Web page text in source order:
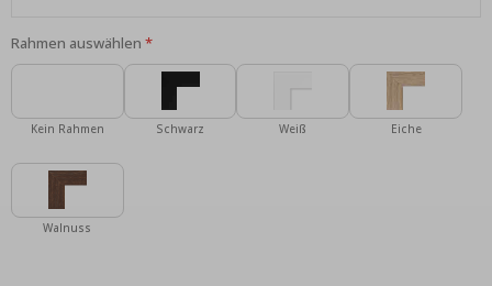
Rahmen auswählen
Kein Rahmen Schwarz Weiß Eiche
Walnuss